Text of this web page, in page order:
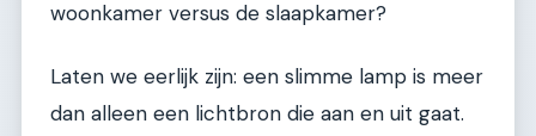
woonkamer versus de slaapkamer?
Laten we eerlijk zijn: een slimme lamp is meer
dan alleen een lichtbron die aan en uit gaat.